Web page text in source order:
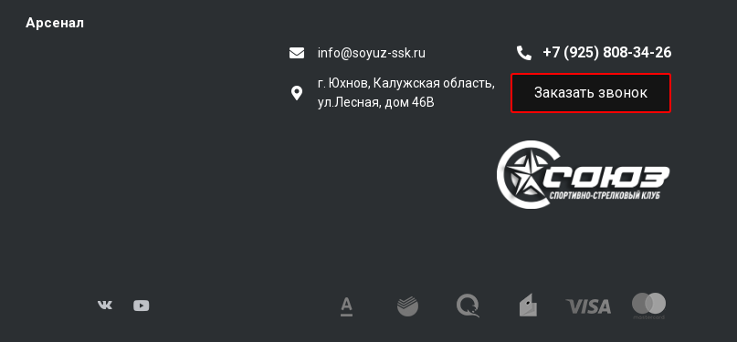
Арсенал
info@soyuz-ssk.ru +7 (925) 808-34-26
г. Юхнов, Калужская область,
ул.Лесная, дом 46В
Заказать звонок